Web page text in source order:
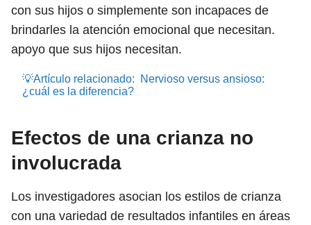
con sus hijos o simplemente son incapaces de
brindarles la atención emocional que necesitan.
apoyo que sus hijos necesitan.
💡Artículo relacionado:
Nervioso versus ansioso:
¿cuál es la diferencia?
Efectos de una crianza no
involucrada
Los investigadores asocian los estilos de crianza
con una variedad de resultados infantiles en áreas